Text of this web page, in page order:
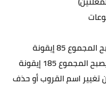
تغيير اسم القروب أو حذف